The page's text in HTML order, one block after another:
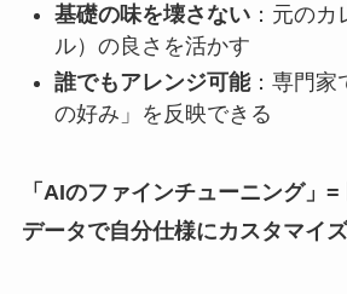
基礎の味を壊さない：元のカ
ル）の良さを活かす
誰でもアレンジ可能：専門家
の好み」を反映できる
「AIのファインチューニング」
データで自分仕様にカスタマイ